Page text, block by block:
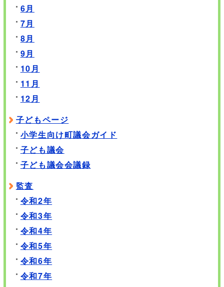
6月
7月
8月
9月
10月
11月
12月
子どもページ
小学生向け町議会ガイド
子ども議会
子ども議会会議録
監査
令和2年
令和3年
令和4年
令和5年
令和6年
令和7年